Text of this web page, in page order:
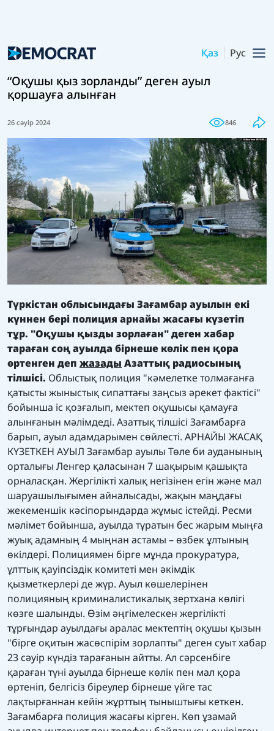
Қаз Рус
“Оқушы қыз зорланды” деген ауыл
қоршауға алынған
26 сәуір 2024 846
Түркістан облысындағы Зағамбар ауылын екі
күннен бері полиция арнайы жасағы күзетіп
тұр. "Оқушы қызды зорлаған" деген хабар
тараған соң ауылда бірнеше көлік пен қора
өртенген деп жазады Азаттық радиосының
тілшісі. Облыстық полиция "кәмелетке толмағанға
қатысты жыныстық сипаттағы заңсыз әрекет фактісі"
бойынша іс қозғалып, мектеп оқушысы қамауға
алынғанын мәлімдеді. Азаттық тілшісі Зағамбарға
барып, ауыл адамдарымен сөйлесті. АРНАЙЫ ЖАСАҚ
КҮЗЕТКЕН АУЫЛ Зағамбар ауылы Төле би ауданының
орталығы Ленгер қаласынан 7 шақырым қашықта
орналасқан. Жергілікті халық негізінен егін және мал
шаруашылығымен айналысады, жақын маңдағы
жекеменшік кәсіпорындарда жұмыс істейді. Ресми
мәлімет бойынша, ауылда тұратын бес жарым мыңға
жуық адамның 4 мыңнан астамы – өзбек ұлтының
өкілдері. Полициямен бірге мұнда прокуратура,
ұлттық қауіпсіздік комитеті мен әкімдік
қызметкерлері де жүр. Ауыл көшелерінен
полицияның криминалистикалық зертхана көлігі
көзге шалынды. Өзім әңгімелескен жергілікті
тұрғындар ауылдағы аралас мектептің оқушы қызын
"бірге оқитын жасөспірім зорлапты" деген суыт хабар
23 сәуір күндіз тарағанын айтты. Ал сәрсенбіге
қараған түні ауылда бірнеше көлік пен мал қора
өртеніп, белгісіз біреулер бірнеше үйге тас
лақтырғаннан кейін жұрттың тыныштығы кеткен.
Зағамбарға полиция жасағы кірген. Көп ұзамай